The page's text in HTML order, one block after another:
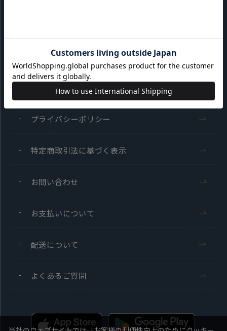
サイト利用規約
会員利用規約
プライバシーポリシー
特定商取引法に基づく表示
お問い合わせ
お支払いについて
配送について
よくあるご質問